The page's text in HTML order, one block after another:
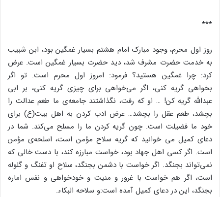
***
روز اول محرم، وجود مبارک امام هشتم بسیار غمگین بود، ابن شبیب
به خدمت حضرت مشرف شد، دید حضرت بسیار غمگین است. عرض
کرد: چرا غمگین هستید؟ فرمود: امروز اول محرم است. تو اگر
بخواهی گریه کنی، اگر می‌خواهی برای چیزی گریه کنی، بر ابی
عبدالله گریه کن! … او که رفت، نگذاشتند جامعه‌ی ما طعم عدالت را
بچشد، طعم عقل را بچشد… عرض ادب کردن به اهل بیت(ع) برای
خود ما فضیلت است. چون گریه کردن ما را مسلح می‌کند. شما در
دعای کمیل می خوانید که گریه سلاح مؤمن است، اسلحه‌ی مؤمن
است. اگر کسی اهل جهاد بود، خواست مبارزه کند، با دست خالی که
نمی‌تواند بجنگد. اگر خواست با دشمن بجنگد، سلاح او تفنگ و گلوله
است، اگر هم خواست با غرور و منیت و خودخواهی و نفس اماره
بجنگد، این در دعای کمیل آمده است:و سلاحه البکاء.